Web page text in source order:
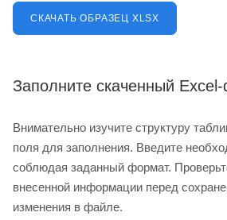
СКАЧАТЬ ОБРАЗЕЦ XLSX
Заполните скаченный
Внимательно изучите структуру
поля для заполнения. Введите
соблюдая заданный формат.
внесенной информации перед
изменения в файле.